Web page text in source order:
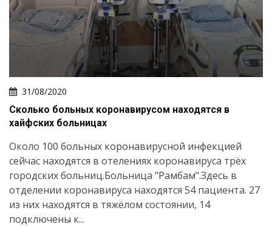
31/08/2020
Сколько больных коронавирусом находятся в
хайфских больницах
Около 100 больных коронавирусной инфекцией
сейчас находятся в отелениях коронавируса трёх
городских больниц.Больница "Рамбам".Здесь в
отделении коронавируса находятся 54 пациента. 27
из них находятся в тяжёлом состоянии, 14
подключены к...